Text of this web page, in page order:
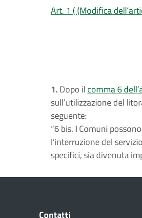
Art. 1 ( (Modifica
1.Dopo il comma 6
sull’utilizzazione del
seguente:
“6 bis. I Comuni
l’interruzione del
specifici, sia divenuta
Contatti